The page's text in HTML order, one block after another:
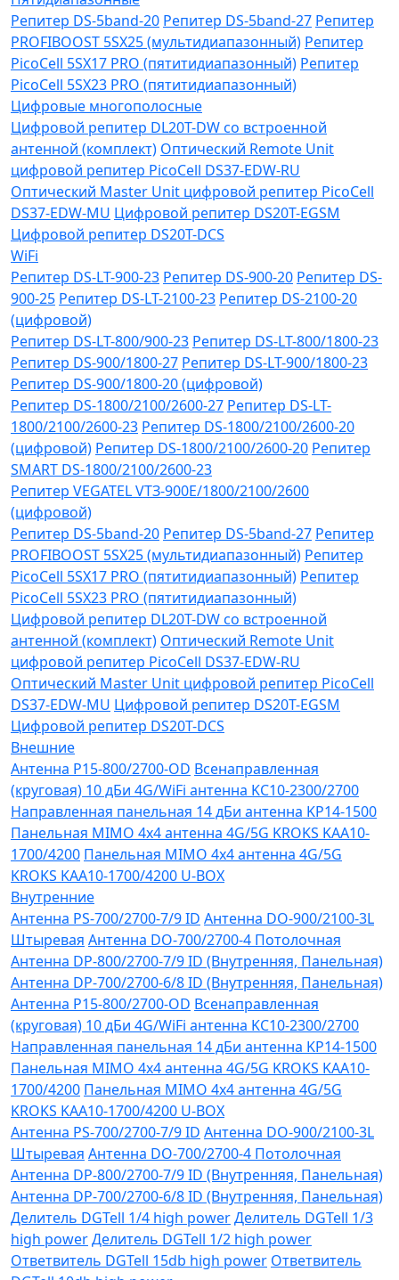
Репитер DS-5band-20 Репитер DS-5band-27 Репитер
PROFIBOOST 5SX25 (мультидиапазонный) Репитер
PicoCell 5SX17 PRO (пятитидиапазонный) Репитер
PicoCell 5SX23 PRO (пятитидиапазонный)
Цифровые многополосные
Цифровой репитер DL20T-DW со встроенной
антенной (комплект) Оптический Remote Unit
цифровой репитер PicoCell DS37-EDW-RU
Оптический Master Unit цифровой репитер PicoCell
DS37-EDW-MU Цифровой репитер DS20T-EGSM
Цифровой репитер DS20T-DCS
WiFi
Репитер DS-LT-900-23 Репитер DS-900-20 Репитер DS-
900-25 Репитер DS-LT-2100-23 Репитер DS-2100-20
(цифровой)
Репитер DS-LT-800/900-23 Репитер DS-LT-800/1800-23
Репитер DS-900/1800-27 Репитер DS-LT-900/1800-23
Репитер DS-900/1800-20 (цифровой)
Репитер DS-1800/2100/2600-27 Репитер DS-LT-
1800/2100/2600-23 Репитер DS-1800/2100/2600-20
(цифровой) Репитер DS-1800/2100/2600-20 Репитер
SMART DS-1800/2100/2600-23
Репитер VЕGATEL VТЗ-900Е/1800/2100/2600
(цифровой)
Репитер DS-5band-20 Репитер DS-5band-27 Репитер
PROFIBOOST 5SX25 (мультидиапазонный) Репитер
PicoCell 5SX17 PRO (пятитидиапазонный) Репитер
PicoCell 5SX23 PRO (пятитидиапазонный)
Цифровой репитер DL20T-DW со встроенной
антенной (комплект) Оптический Remote Unit
цифровой репитер PicoCell DS37-EDW-RU
Оптический Master Unit цифровой репитер PicoCell
DS37-EDW-MU Цифровой репитер DS20T-EGSM
Цифровой репитер DS20T-DCS
Внешние
Антенна P15-800/2700-OD Всенаправленная
(круговая) 10 дБи 4G/WiFi антенна KC10-2300/2700
Направленная панельная 14 дБи антенна KP14-1500
Панельная MIMO 4x4 антенна 4G/5G KROKS KAA10-
1700/4200 Панельная MIMO 4x4 антенна 4G/5G
KROKS KAA10-1700/4200 U-BOX
Внутренние
Антенна PS-700/2700-7/9 ID Антенна DO-900/2100-3L
Штыревая Антенна DO-700/2700-4 Потолочная
Антенна DP-800/2700-7/9 ID (Внутренняя, Панельная)
Антенна DP-700/2700-6/8 ID (Внутренняя, Панельная)
Антенна P15-800/2700-OD Всенаправленная
(круговая) 10 дБи 4G/WiFi антенна KC10-2300/2700
Направленная панельная 14 дБи антенна KP14-1500
Панельная MIMO 4x4 антенна 4G/5G KROKS KAA10-
1700/4200 Панельная MIMO 4x4 антенна 4G/5G
KROKS KAA10-1700/4200 U-BOX
Антенна PS-700/2700-7/9 ID Антенна DO-900/2100-3L
Штыревая Антенна DO-700/2700-4 Потолочная
Антенна DP-800/2700-7/9 ID (Внутренняя, Панельная)
Антенна DP-700/2700-6/8 ID (Внутренняя, Панельная)
Делитель DGTell 1/4 high powerДелитель DGTell 1/3
high powerДелитель DGTell 1/2 high power
Ответвитель DGTell 15db high power Ответвитель